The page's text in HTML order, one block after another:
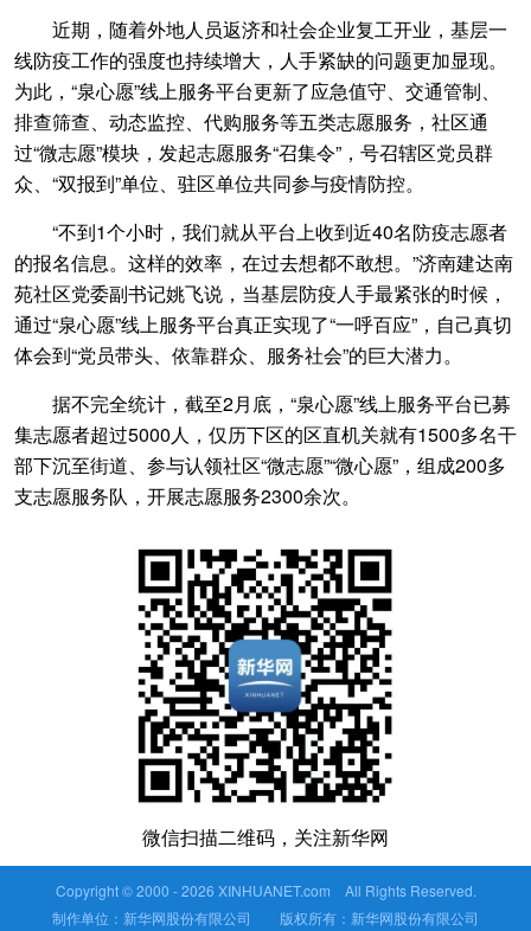
近期，随着外地人员返济和社会企业复工开业，基层一
线防疫工作的强度也持续增大，人手紧缺的问题更加显现。
为此，“泉心愿”线上服务平台更新了应急值守、交通管制、
排查筛查、动态监控、代购服务等五类志愿服务，社区通
过“微志愿”模块，发起志愿服务“召集令”，号召辖区党员群
众、“双报到”单位、驻区单位共同参与疫情防控。
“不到1个小时，我们就从平台上收到近40名防疫志愿者
的报名信息。这样的效率，在过去想都不敢想。”济南建达南
苑社区党委副书记姚飞说，当基层防疫人手最紧张的时候，
通过“泉心愿”线上服务平台真正实现了“一呼百应”，自己真切
体会到“党员带头、依靠群众、服务社会”的巨大潜力。
据不完全统计，截至2月底，“泉心愿”线上服务平台已募
集志愿者超过5000人，仅历下区的区直机关就有1500多名干
部下沉至街道、参与认领社区“微志愿”“微心愿”，组成200多
支志愿服务队，开展志愿服务2300余次。
微信扫描二维码，关注新华网
Copyright © 2000 -2026 XINHUANET.com All Rights Reserved.
制作单位：新华网股份有限公司 版权所有：新华网股份有限公司